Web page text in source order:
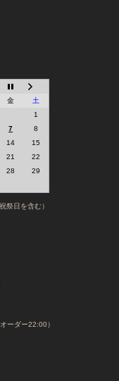
金
土
1
7
8
14
15
21
22
28
29
祭日を含む）
ーダー22:00）